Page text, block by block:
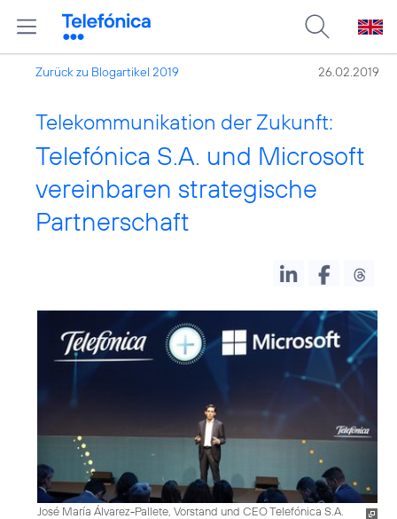
Zurück zu Blogartikel 2019 26.02.2019
Telekommunikation der Zukunft:
Telefónica S.A. und Microsoft
vereinbaren strategische
Partnerschaft
José María Álvarez-Pallete, Vorstand und CEO Telefónica S.A.